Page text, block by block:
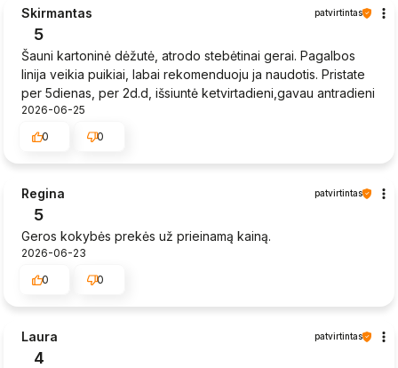
Skirmantas patvirtintas
5
Šauni kartoninė dėžutė, atrodo stebėtinai gerai. Pagalbos
linija veikia puikiai, labai rekomenduoju ja naudotis. Pristate
per 5dienas, per 2d.d, išsiuntė ketvirtadieni,gavau antradieni
2026-06-25
0
0
Regina patvirtintas
5
Geros kokybės prekės už prieinamą kainą.
2026-06-23
0
0
Laura patvirtintas
4